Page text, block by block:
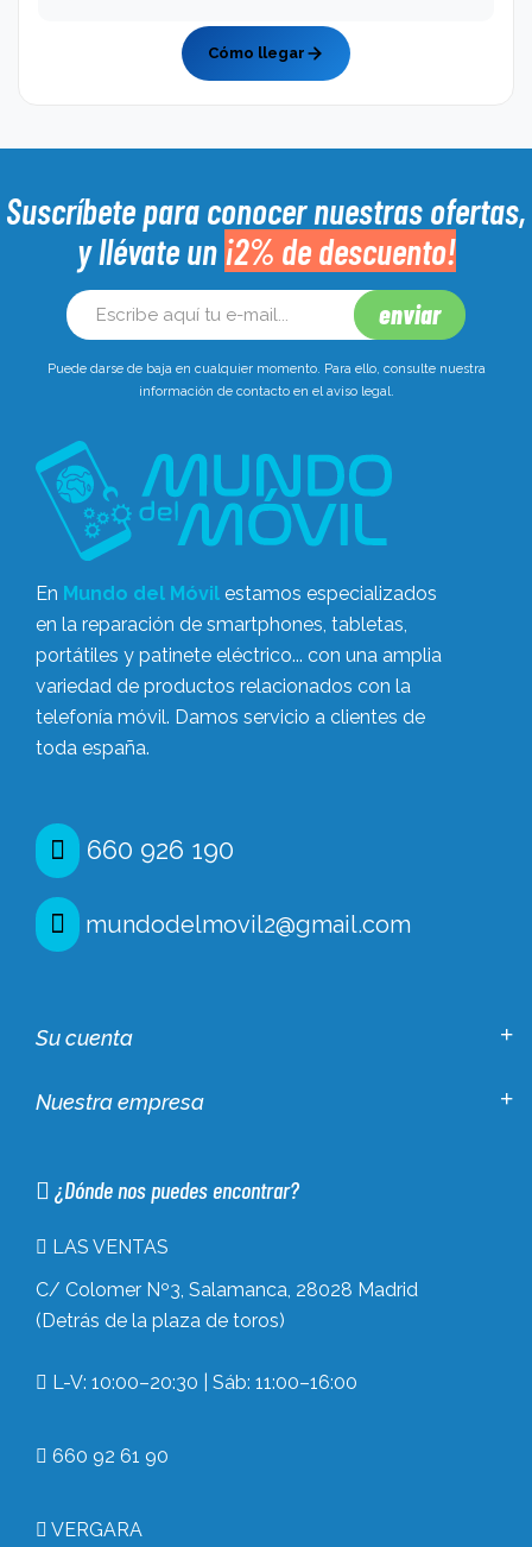
Cómo llegar
Suscríbete para conocer nuestras ofertas,
y llévate un ¡2% de descuento!
Puede darse de baja en cualquier momento. Para ello, consulte nuestra
información de contacto en el aviso legal.
En Mundo del Móvil estamos especializados
en la reparación de smartphones, tabletas,
portátiles y patinete eléctrico... con una amplia
variedad de productos relacionados con la
telefonía móvil. Damos servicio a clientes de
toda españa.
660 926 190
mundodelmovil2@gmail.com
Su cuenta
Nuestra empresa
¿Dónde nos puedes encontrar?
LAS VENTAS
C/ Colomer Nº3, Salamanca, 28028 Madrid
(Detrás de la plaza de toros)
L-V: 10:00–20:30 | Sáb: 11:00–16:00
660 92 61 90
VERGARA